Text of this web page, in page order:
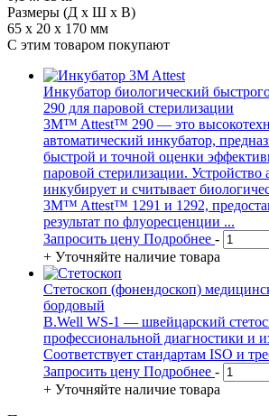
Размеры (Д x Ш x В)
65 х 20 х 170 мм
С этим товаром покупают
Инкубатор биологический
290 для паровой стерилизации
3M™ Attest™ 290 — это
автоматический инкубатор,
быстрой и точной оценки
паровой стерилизации. Устройство
инкубирует и считывает
3M™ Attest™ 1291 и 1292,
результат по флуоресценции ...
Запросить цену Подробнее -
+ Уточняйте наличие товара
Стетоскоп (фонендоскоп)
бордовый
B.Well WS-1 — швейцарский
профессиональной диагностики и
Соответствует стандартам ISO и
Запросить цену Подробнее -
+ Уточняйте наличие товара